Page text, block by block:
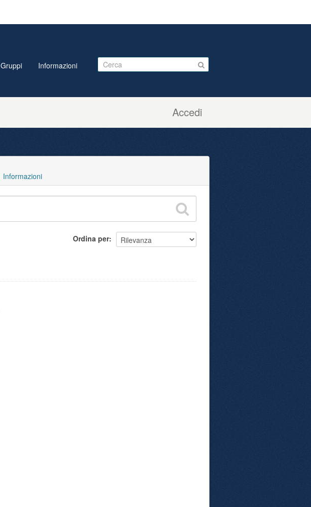
Accedi
Gruppi Informazioni
Informazioni
Ordina per